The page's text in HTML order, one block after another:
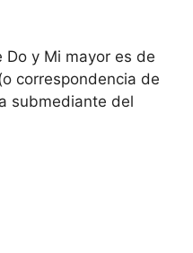
y Mi mayor es de
correspondencia de
submediante del